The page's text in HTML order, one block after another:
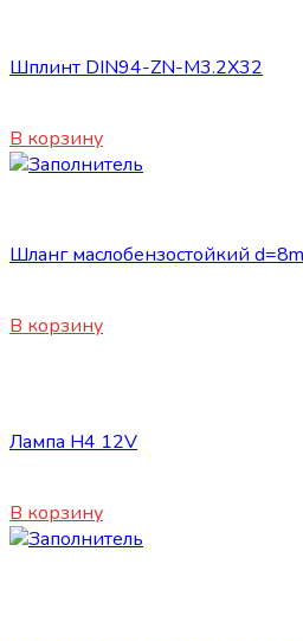
Шплинт DIN94-ZN-M3.2X32
В корзину
Шланг маслобензостойкий
В корзину
Лампа H4 12V
В корзину